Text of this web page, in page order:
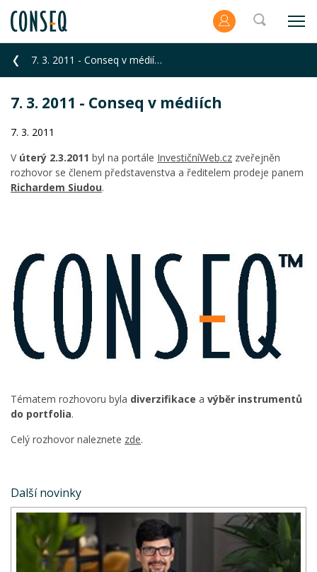
7. 3. 2011 - Conseq v médiích
7. 3. 2011 - Conseq v médiích
7. 3. 2011
Vúterý 2.3.2011 byl na portále InvestičníWeb.cz zveřejněn
rozhovor se členem představenstva a ředitelem prodeje panem
Richardem Siudou.
Tématem rozhovoru byla diverzifikace a výběr instrumentů
do portfolia.
Celý rozhovor naleznete zde.
Další novinky